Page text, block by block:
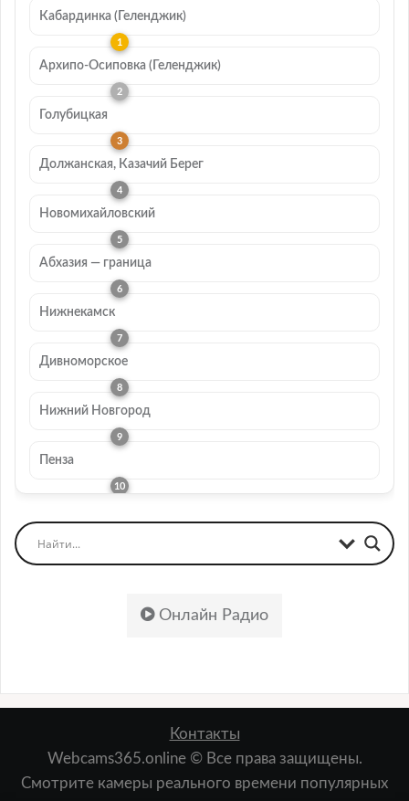
Кабардинка (Геленджик)
Архипо-Осиповка (Геленджик)
Голубицкая
Должанская, Казачий Берег
Новомихайловский
Абхазия — граница
Нижнекамск
Дивноморское
Нижний Новгород
Пенза
Онлайн Радио
Контакты
Webcams365.online © Все права защищены.
Смотрите камеры реального времени популярных